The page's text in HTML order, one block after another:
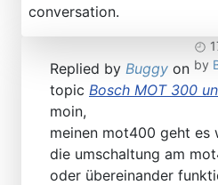
conversation.
by
Replied by Buggy on
topic Bosch MOT 300
moin,
meinen mot400 geht es
die umschaltung am
oder übereinander